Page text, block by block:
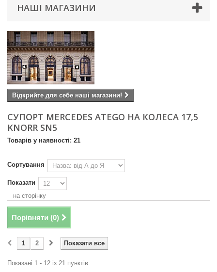
НАШІ МАГАЗИНИ
Відкрийте для себе наші магазини!
СУПОРТ MERCEDES ATEGO НА КОЛЕСА 17,5
KNORR SN5
Товарів у наявності: 21
Сортування
Показати
на сторінку
Порівняти (0)
Показати все
1 2
Показані 1 - 12 із 21 пунктів